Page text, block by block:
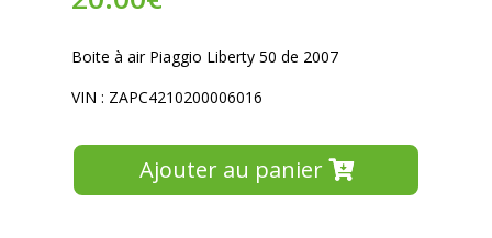
Boite à air Piaggio Liberty 50 de 2007
VIN : ZAPC4210200006016
Ajouter au panier